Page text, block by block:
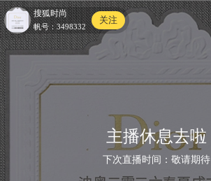
搜狐时尚
帆号：3498332
关注
主播休息去啦
下次直播时间： 敬请期待